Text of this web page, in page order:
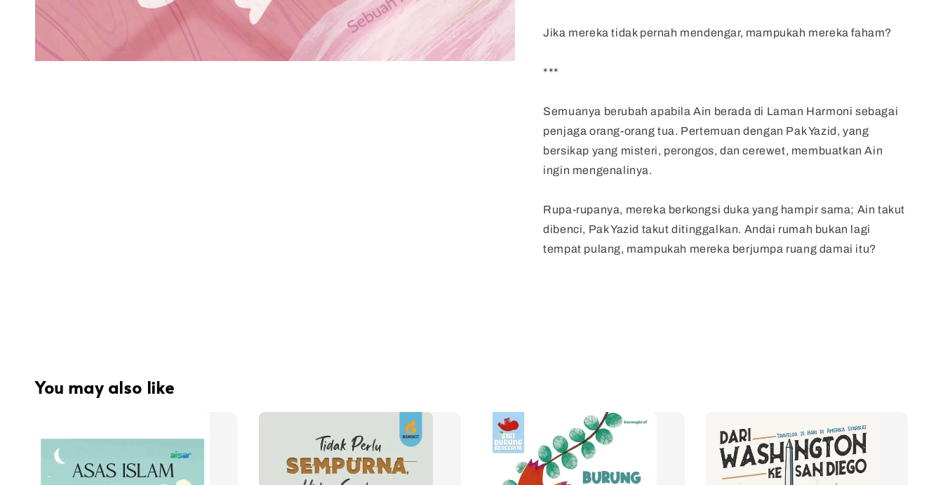
Jika mereka tidak pernah mendengar, mampukah mereka faham?
***
Semuanya berubah apabila Ain berada di Laman Harmoni sebagai
penjaga orang-orang tua. Pertemuan dengan Pak Yazid, yang
bersikap yang misteri, perongos, dan cerewet, membuatkan Ain
ingin mengenalinya.
Rupa-rupanya, mereka berkongsi duka yang hampir sama; Ain takut
dibenci, Pak Yazid takut ditinggalkan. Andai rumah bukan lagi
tempat pulang, mampukah mereka berjumpa ruang damai itu?
You may also like